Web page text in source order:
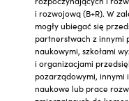
i rozwojową (B+R). W
mogły ubiegać się
partnerstwach z innymi
naukowymi, szkołami
i organizacjami
pozarządowymi, innymi
naukowe lub prace